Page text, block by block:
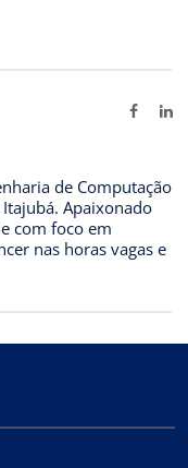
de Computação
Apaixonado
com foco em
nas horas vagas e